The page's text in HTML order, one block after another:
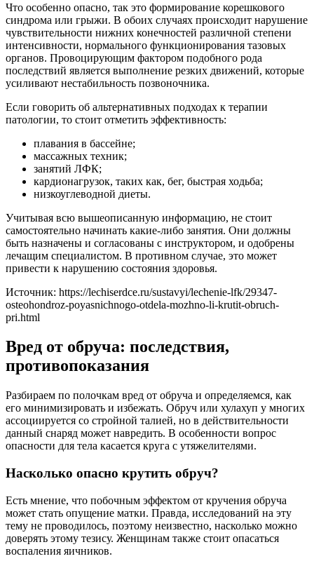
Что особенно опасно, так это формирование корешкового
синдрома или грыжи. В обоих случаях происходит нарушение
чувствительности нижних конечностей различной степени
интенсивности, нормального функционирования тазовых
органов. Провоцирующим фактором подобного рода
последствий является выполнение резких движений, которые
усиливают нестабильность позвоночника.
Если говорить об альтернативных подходах к терапии
патологии, то стоит отметить эффективность:
плавания в бассейне;
массажных техник;
занятий ЛФК;
кардионагрузок, таких как, бег, быстрая ходьба;
низкоуглеводной диеты.
Учитывая всю вышеописанную информацию, не стоит
самостоятельно начинать какие-либо занятия. Они должны
быть назначены и согласованы с инструктором, и одобрены
лечащим специалистом. В противном случае, это может
привести к нарушению состояния здоровья.
Источник: https://lechiserdce.ru/sustavyi/lechenie-lfk/29347-
osteohondroz-poyasnichnogo-otdela-mozhno-li-krutit-obruch-
pri.html
Вред от обруча: последствия,
противопоказания
Разбираем по полочкам вред от обруча и определяемся, как
его минимизировать и избежать. Обруч или хулахуп у многих
ассоциируется со стройной талией, но в действительности
данный снаряд может навредить. В особенности вопрос
опасности для тела касается круга с утяжелителями.
Насколько опасно крутить обруч?
Есть мнение, что побочным эффектом от кручения обруча
может стать опущение матки. Правда, исследований на эту
тему не проводилось, поэтому неизвестно, насколько можно
доверять этому тезису. Женщинам также стоит опасаться
воспаления яичников.